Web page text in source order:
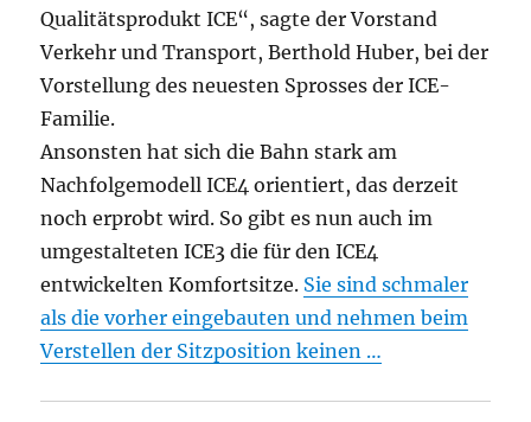
Qualitätsprodukt ICE“, sagte der Vorstand
Verkehr und Transport, Berthold Huber, bei der
Vorstellung des neuesten Sprosses der ICE-
Familie.
Ansonsten hat sich die Bahn stark am
Nachfolgemodell ICE4 orientiert, das derzeit
noch erprobt wird. So gibt es nun auch im
umgestalteten ICE3 die für den ICE4
entwickelten Komfortsitze. Sie sind schmaler
als die vorher eingebauten und nehmen beim
Verstellen der Sitzposition keinen …